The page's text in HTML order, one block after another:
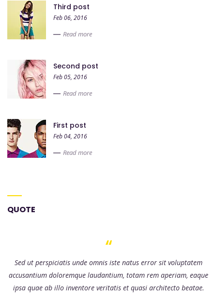
Third post
Feb 06, 2016
Read more
Second post
Feb 05, 2016
Read more
First post
Feb 04, 2016
Read more
QUOTE
Sed ut perspiciatis unde omnis iste natus error sit voluptatem
accusantium doloremque laudantium, totam rem aperiam, eaque
ipsa quae ab illo inventore veritatis et quasi architecto beatae.